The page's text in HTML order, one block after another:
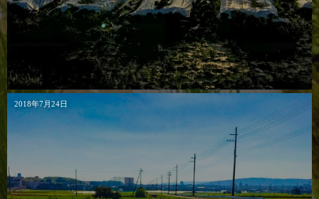
2018年7月24日